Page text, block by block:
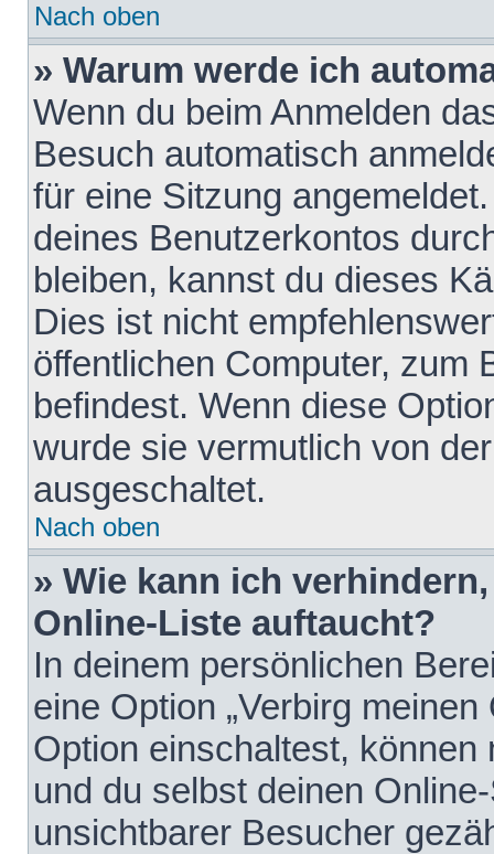
Nach oben
» Warum werde ich
Wenn du beim Anmelden
Besuch automatisch
für eine Sitzung
deines Benutzerkontos
bleiben, kannst du dieses
Dies ist nicht
öffentlichen Computer, zum
befindest. Wenn diese
wurde sie vermutlich von
ausgeschaltet.
Nach oben
» Wie kann ich
Online-Liste auftaucht?
In deinem persönlichen
eine Option „Verbirg
Option einschaltest,
und du selbst deinen
unsichtbarer Besucher